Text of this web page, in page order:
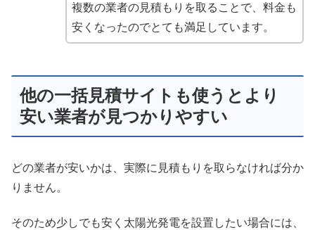
複数の業者の見積もりを取ることで、料金も
安くなったのでとても満足しています。
他の一括見積サイトも使うとより
安い業者が見つかりやすい
どの業者が安いかは、実際に見積もりを取らなければ分か
りません。
そのため少しでも安く太陽光発電を設置したい場合には、